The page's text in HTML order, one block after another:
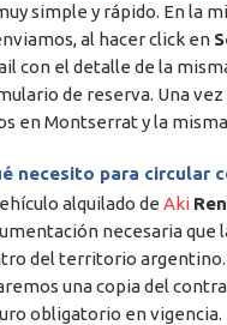
simple y rápido. En la
al hacer click en
con el detalle de la
de reserva. Una
en Montserrat y la
necesito para circular
alquilado de Aki
necesaria que
del territorio
una copia del
obligatorio en